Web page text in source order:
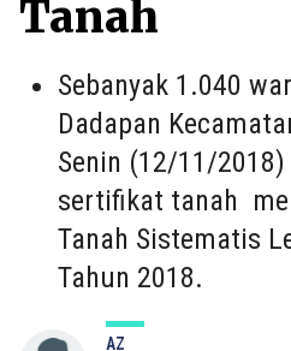
Tanah
Sebanyak 1.040
Dadapan
Senin (12/11/
sertifikat tanah
Tanah Sistematis
Tahun 2018.
AZ